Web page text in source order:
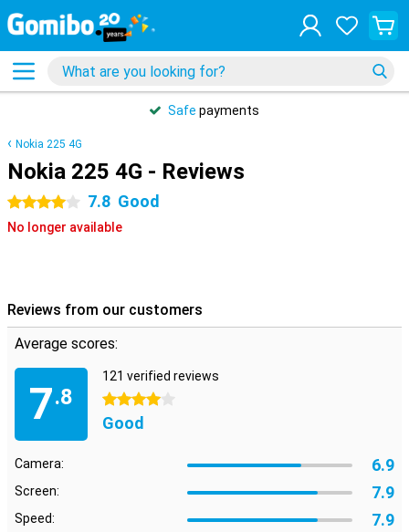
Safe payments
Nokia 225 4G
Nokia 225 4G - Reviews
4 stars 7.8 Good
No longer available
Reviews from our customers
Average scores:
7.8
121 verified reviews
4 stars
Good
Camera: 6.9
Screen: 7.9
Speed: 7.9